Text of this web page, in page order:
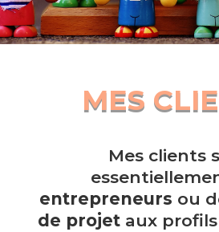
MES
Mes clients
entrepreneurs ou
de projet aux